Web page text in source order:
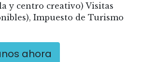
y centro creativo) Visitas
Impuesto de Turismo
ahora